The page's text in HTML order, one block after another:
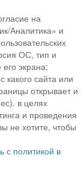
на
Аналитика» и
ОС, тип и
экрана;
какого сайта или
открывает и
в целях
и проведения
не хотите, чтобы
с политикой в